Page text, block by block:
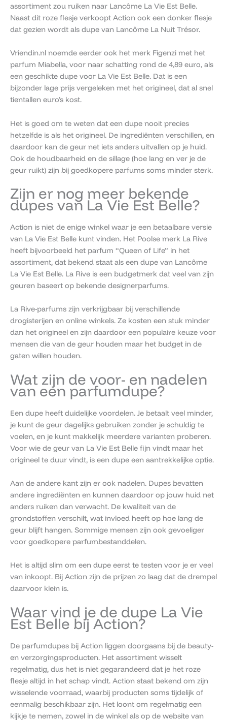
assortiment zou ruiken naar Lancôme La Vie Est Belle.
Naast dit roze flesje verkoopt Action ook een donker flesje
dat gezien wordt als dupe van Lancôme La Nuit Trésor.
Vriendin.nl noemde eerder ook het merk Figenzi met het
parfum Miabella, voor naar schatting rond de 4,89 euro, als
een geschikte dupe voor La Vie Est Belle. Dat is een
bijzonder lage prijs vergeleken met het origineel, dat al snel
tientallen euro’s kost.
Het is goed om te weten dat een dupe nooit precies
hetzelfde is als het origineel. De ingrediënten verschillen, en
daardoor kan de geur net iets anders uitvallen op je huid.
Ook de houdbaarheid en de sillage (hoe lang en ver je de
geur ruikt) zijn bij goedkopere parfums soms minder sterk.
Zijn er nog meer bekende
dupes van La Vie Est Belle?
Action is niet de enige winkel waar je een betaalbare versie
van La Vie Est Belle kunt vinden. Het Poolse merk La Rive
heeft bijvoorbeeld het parfum “Queen of Life” in het
assortiment, dat bekend staat als een dupe van Lancôme
La Vie Est Belle. La Rive is een budgetmerk dat veel van zijn
geuren baseert op bekende designerparfums.
La Rive-parfums zijn verkrijgbaar bij verschillende
drogisterijen en online winkels. Ze kosten een stuk minder
dan het origineel en zijn daardoor een populaire keuze voor
mensen die van de geur houden maar het budget in de
gaten willen houden.
Wat zijn de voor- en nadelen
van een parfumdupe?
Een dupe heeft duidelijke voordelen. Je betaalt veel minder,
je kunt de geur dagelijks gebruiken zonder je schuldig te
voelen, en je kunt makkelijk meerdere varianten proberen.
Voor wie de geur van La Vie Est Belle fijn vindt maar het
origineel te duur vindt, is een dupe een aantrekkelijke optie.
Aan de andere kant zijn er ook nadelen. Dupes bevatten
andere ingrediënten en kunnen daardoor op jouw huid net
anders ruiken dan verwacht. De kwaliteit van de
grondstoffen verschilt, wat invloed heeft op hoe lang de
geur blijft hangen. Sommige mensen zijn ook gevoeliger
voor goedkopere parfumbestanddelen.
Het is altijd slim om een dupe eerst te testen voor je er veel
van inkoopt. Bij Action zijn de prijzen zo laag dat de drempel
daarvoor klein is.
Waar vind je de dupe La Vie
Est Belle bij Action?
De parfumdupes bij Action liggen doorgaans bij de beauty-
en verzorgingsproducten. Het assortiment wisselt
regelmatig, dus het is niet gegarandeerd dat je het roze
flesje altijd in het schap vindt. Action staat bekend om zijn
wisselende voorraad, waarbij producten soms tijdelijk of
eenmalig beschikbaar zijn. Het loont om regelmatig een
kijkje te nemen, zowel in de winkel als op de website van